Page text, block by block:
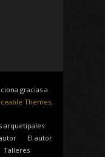
gracias a
Iceable Themes.
arquetipales
El autor
Talleres